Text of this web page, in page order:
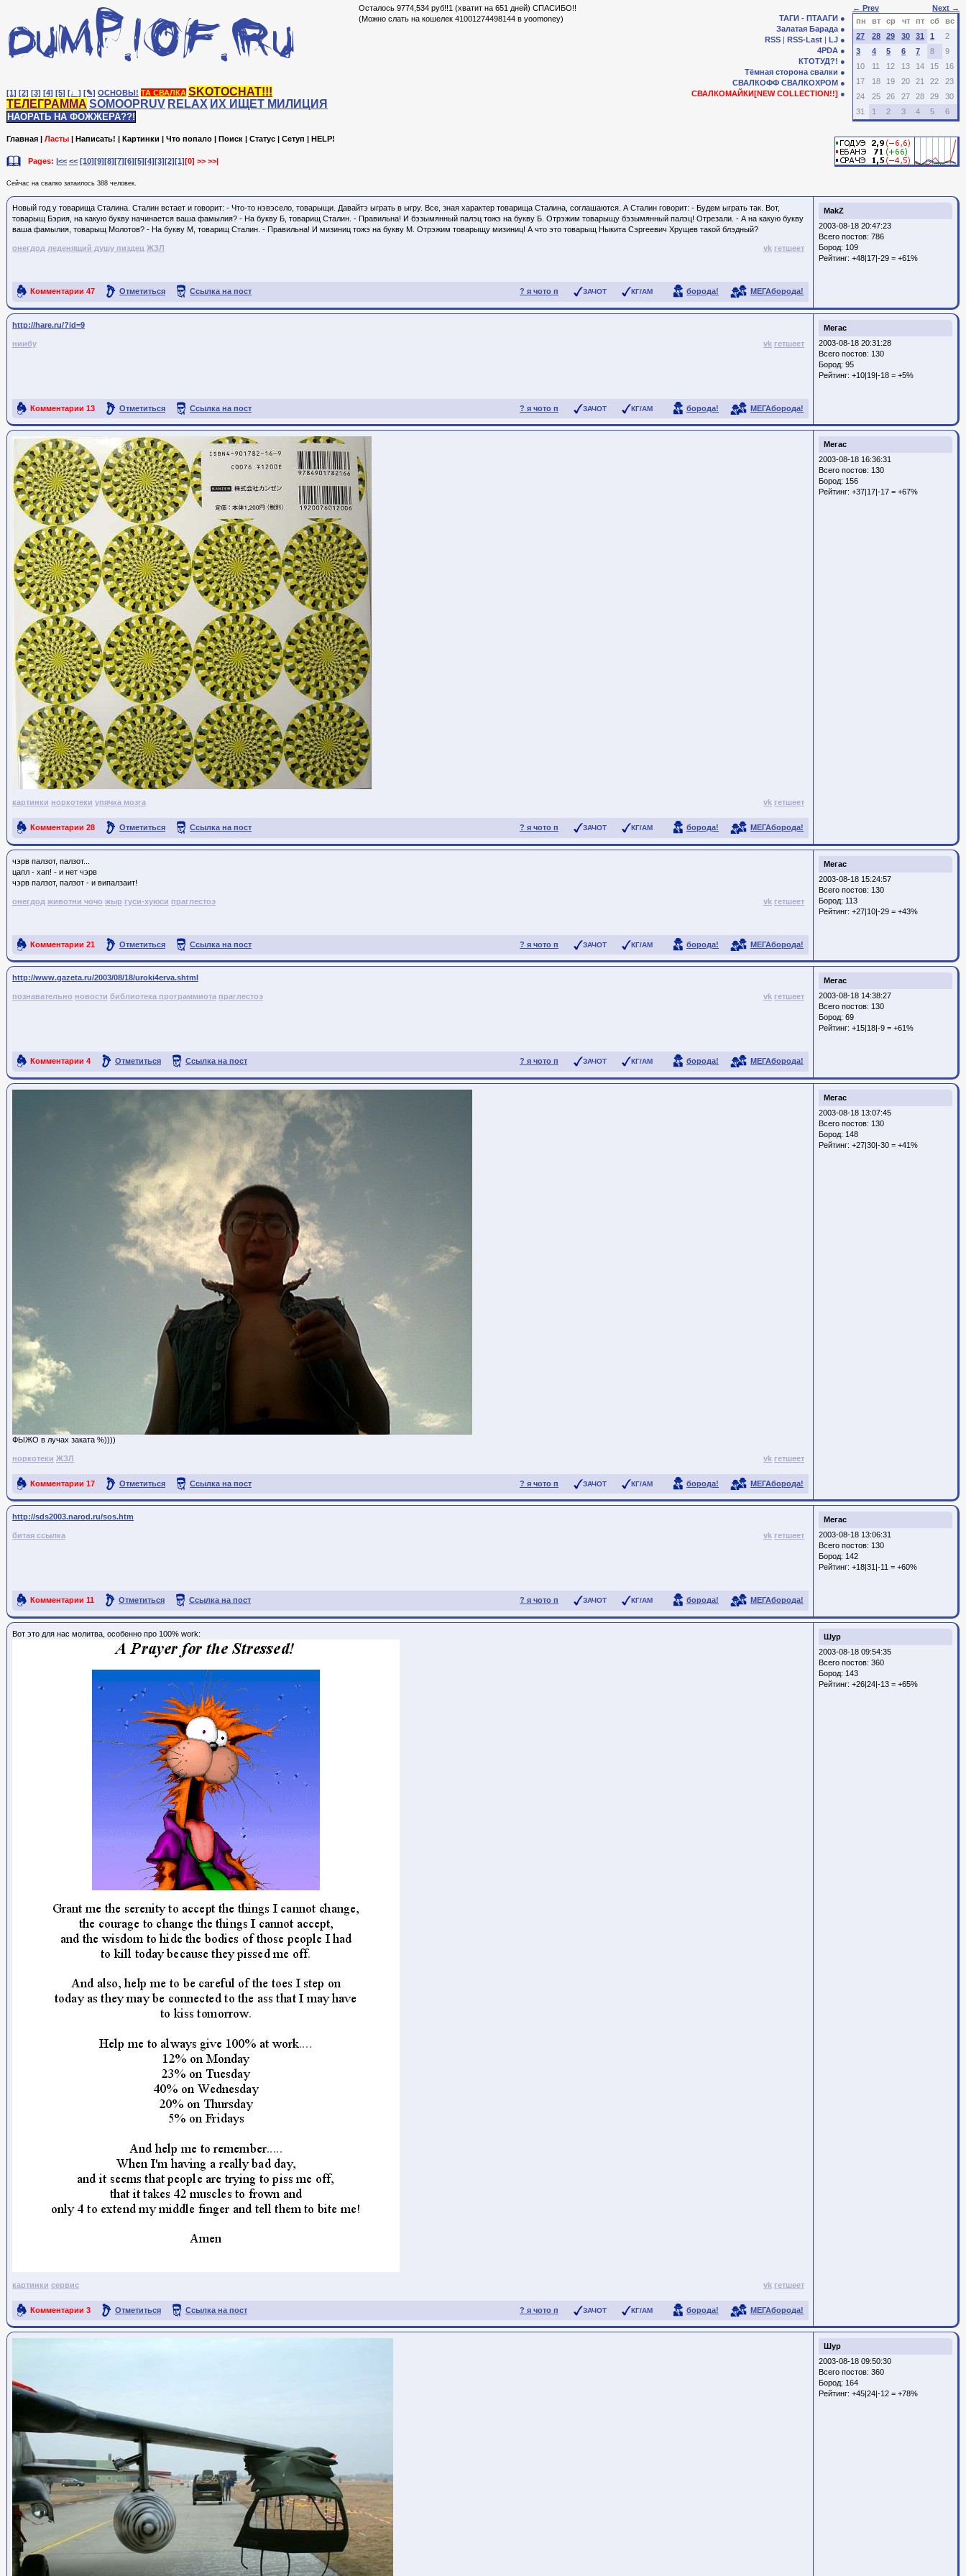
[1] [2] [3] [4] [5] [♩] [✎] ОСНОВЫ! ТА СВАЛКА SKOTOCHAT!!!
ТЕЛЕГРАММА SOMOOPRUV RELAX ИХ ИЩЕТ МИЛИЦИЯ
НАОРАТЬ НА ФОЖЖЕРА??!
Осталось 9774,534 руб!!1 (хватит на 651 дней) СПАСИБО!!
(Можно слать на кошелек 41001274498144 в yoomoney)
ТАГИ - ПТААГИ
Залатая Барада
RSS | RSS-Last | LJ
4PDA
КТОТУД?!
Тёмная сторона свалки
СВАЛКОФФ СВАЛКОХРОМ
СВАЛКОМАЙКИ[NEW COLLECTION!!]
← Prev
Next →
пн
вт ср чт пт сб
вс
27
28 29 30 31 1
2
3
4 5 6 7 8
9
10
11 12 13 14 15
16
17
18 19 20 21 22
23
24
25 26 27 28 29
30
31
1 2 3 4 5 6
Главная | Ласты | Написать! | Картинки | Что попало | Поиск | Статус | Сетуп | HELP!
Pages: |<< << [10][9][8][7][6][5][4][3][2][1][0] >> >>|
Сейчас на cвалко затаилось 388 человек.
MakZ
2003-08-18 20:47:23
Всего постов: 786
Бород: 109
Рейтинг: +48|17|-29 = +61%
Новый год у товарища Сталина. Сталин встает и говорит: - Что-то нэвэсело, товарыщи. Давайтэ ыграть в ыгру. Все, зная характер товарища Сталина, соглашаются. А Сталин говорит: - Будем ыграть так. Вот,
товарыщ Бэрия, на какую букву начинается ваша фамылия? - На букву Б, товарищ Сталин. - Правильна! И бэзымянный палэц тожэ на букву Б. Отрэжим товарыщу бэзымянный палэц! Отрезали. - А на какую букву
ваша фамылия, товарыщ Молотов? - На букву М, товарищ Сталин. - Правильна! И мизиниц тожэ на букву М. Отрэжим товарыщу мизиниц! А что это товарыщ Ныкита Сэргеевич Хрущев такой блэдный?
онегдод леденящий душу пиздец ЖЗЛ vk гетшеет
? я чото п ЗАЧОТ КГ/АМ борода! МЕГАборода!
Комментарии 47 Отметиться Ссылка на пост
Мегас
2003-08-18 20:31:28
Всего постов: 130
Бород: 95
Рейтинг: +10|19|-18 = +5%
http://hare.ru/?id=9
ниибу vk гетшеет
? я чото п ЗАЧОТ КГ/АМ борода! МЕГАборода!
Комментарии 13 Отметиться Ссылка на пост
Мегас
2003-08-18 16:36:31
Всего постов: 130
Бород: 156
Рейтинг: +37|17|-17 = +67%
картинки норкотеки упячка мозга vk гетшеет
? я чото п ЗАЧОТ КГ/АМ борода! МЕГАборода!
Комментарии 28 Отметиться Ссылка на пост
Мегас
2003-08-18 15:24:57
Всего постов: 130
Бород: 113
Рейтинг: +27|10|-29 = +43%
чэрв палзот, палзот...
цапл - хап! - и нет чэрв
чэрв палзот, палзот - и випалзаит!
онегдод животни чочо жыр гуси-хуюси праглестоэ vk гетшеет
? я чото п ЗАЧОТ КГ/АМ борода! МЕГАборода!
Комментарии 21 Отметиться Ссылка на пост
Мегас
2003-08-18 14:38:27
Всего постов: 130
Бород: 69
Рейтинг: +15|18|-9 = +61%
http://www.gazeta.ru/2003/08/18/uroki4erva.shtml
познавательно новости библиотека программиота праглестоэ vk гетшеет
? я чото п ЗАЧОТ КГ/АМ борода! МЕГАборода!
Комментарии 4 Отметиться Ссылка на пост
Мегас
2003-08-18 13:07:45
Всего постов: 130
Бород: 148
Рейтинг: +27|30|-30 = +41%
ФЫЖО в лучах заката %))))
норкотеки ЖЗЛ vk гетшеет
? я чото п ЗАЧОТ КГ/АМ борода! МЕГАборода!
Комментарии 17 Отметиться Ссылка на пост
Мегас
2003-08-18 13:06:31
Всего постов: 130
Бород: 142
Рейтинг: +18|31|-11 = +60%
http://sds2003.narod.ru/sos.htm
битая ссылка vk гетшеет
? я чото п ЗАЧОТ КГ/АМ борода! МЕГАборода!
Комментарии 11 Отметиться Ссылка на пост
Шур
2003-08-18 09:54:35
Всего постов: 360
Бород: 143
Рейтинг: +26|24|-13 = +65%
Вот это для нас молитва, особенно про 100% work:
картинки сервис vk гетшеет
? я чото п ЗАЧОТ КГ/АМ борода! МЕГАборода!
Комментарии 3 Отметиться Ссылка на пост
Шур
2003-08-18 09:50:30
Всего постов: 360
Бород: 164
Рейтинг: +45|24|-12 = +78%